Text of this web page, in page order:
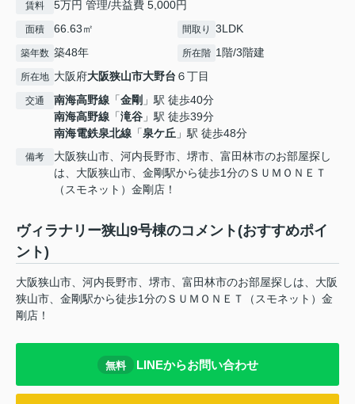
賃料 5万円 管理/共益費 5,000円
面積 66.63㎡ 間取り 3LDK
築年数 築48年 所在階 1階/3階建
所在地 大阪府大阪狭山市大野台 ６丁目
交通 南海高野線 「金剛 」駅 徒歩40分
南海高野線 「滝谷 」駅 徒歩39分
南海電鉄泉北線 「泉ケ丘 」駅 徒歩48分
備考
大阪狭山市、河内長野市、堺市、富田林市のお部屋探し
は、大阪狭山市、金剛駅から徒歩1分のＳＵＭＯＮＥＴ
（スモネット）金剛店！
ヴィラナリー狭山9号棟のコメント(おすすめポイ
ント)
大阪狭山市、河内長野市、堺市、富田林市のお部屋探しは、大阪
狭山市、金剛駅から徒歩1分のＳＵＭＯＮＥＴ（スモネット）金
剛店！
無料 LINEからお問い合わせ